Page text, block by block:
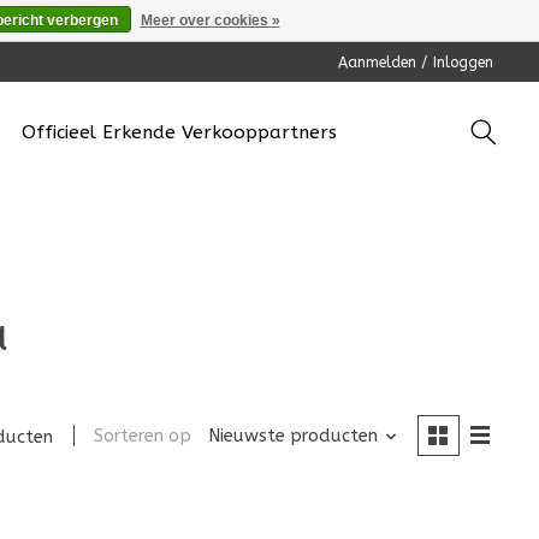
Aanmelden / Inloggen
Officieel Erkende Verkooppartners
Sorteren op Nieuwste producten
verbergen Meer over cookies »